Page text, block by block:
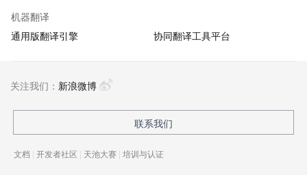
机器翻译
通用版翻译引擎
协同翻译工具平台
关注我们： 新浪微博
联系我们
文档 | 开发者社区 | 天池大赛 | 培训与认证